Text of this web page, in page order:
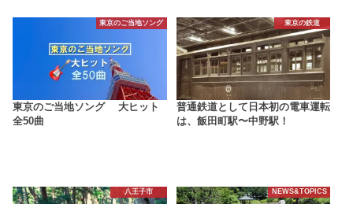
東京のご当地ソング
東京のご当地ソング 大ヒット
全50曲
東京の鉄道
普通鉄道として日本初の電車運転
は、飯田町駅〜中野駅！
八王子市 NEWS&TOPICS